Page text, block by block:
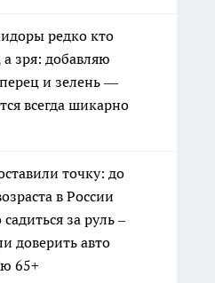
редко кто
а зря: добавляю
и зелень —
всегда шикарно
точку: до
в России
за руль –
доверить авто
65+